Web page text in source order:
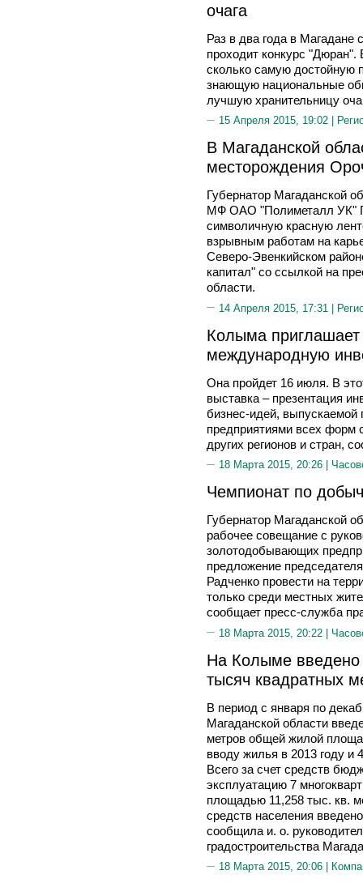
очага
Раз в два года в Магадане
проходит конкурс
сколько самую достойную
знающую национальные
лучшую хранительницу
15 Апреля 2015, 19:02 |
В Магаданской
месторождения
Губернатор Магаданской
МФ ОАО "Полиметалл УК"
символичную красную
взрывным работам на
Северо-Эвенкийском
капитал" со ссылкой на
области.
14 Апреля 2015, 17:31 |
Колыма
международную
Она пройдет 16 июля. В
выставка – презентация
бизнес-идей, выпускаемой
предприятиями всех форм
других регионов и стран,
18 Марта 2015, 20:26 |
Чемпионат по
Губернатор Магаданской
рабочее совещание с
золотодобывающих
предложение
Радченко провести на
только среди местных
сообщает пресс-служба
18 Марта 2015, 20:22 |
На Колыме введено
тысяч квадратных
В период с января по
Магаданской области
метров общей жилой
вводу жилья в 2013 году и
Всего за счет средств
эксплуатацию 7
площадью 11,258 тыс. кв.
средств населения
сообщила и. о.
градостроительства
18 Марта 2015, 20:06 |